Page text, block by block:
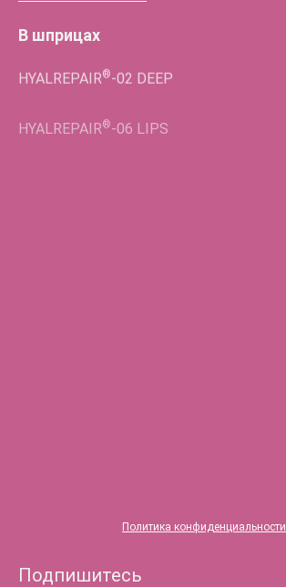
В шприцах
HYALREPAIR ® -02 DEEP
Политика конфиденциальности
Подпишитесь